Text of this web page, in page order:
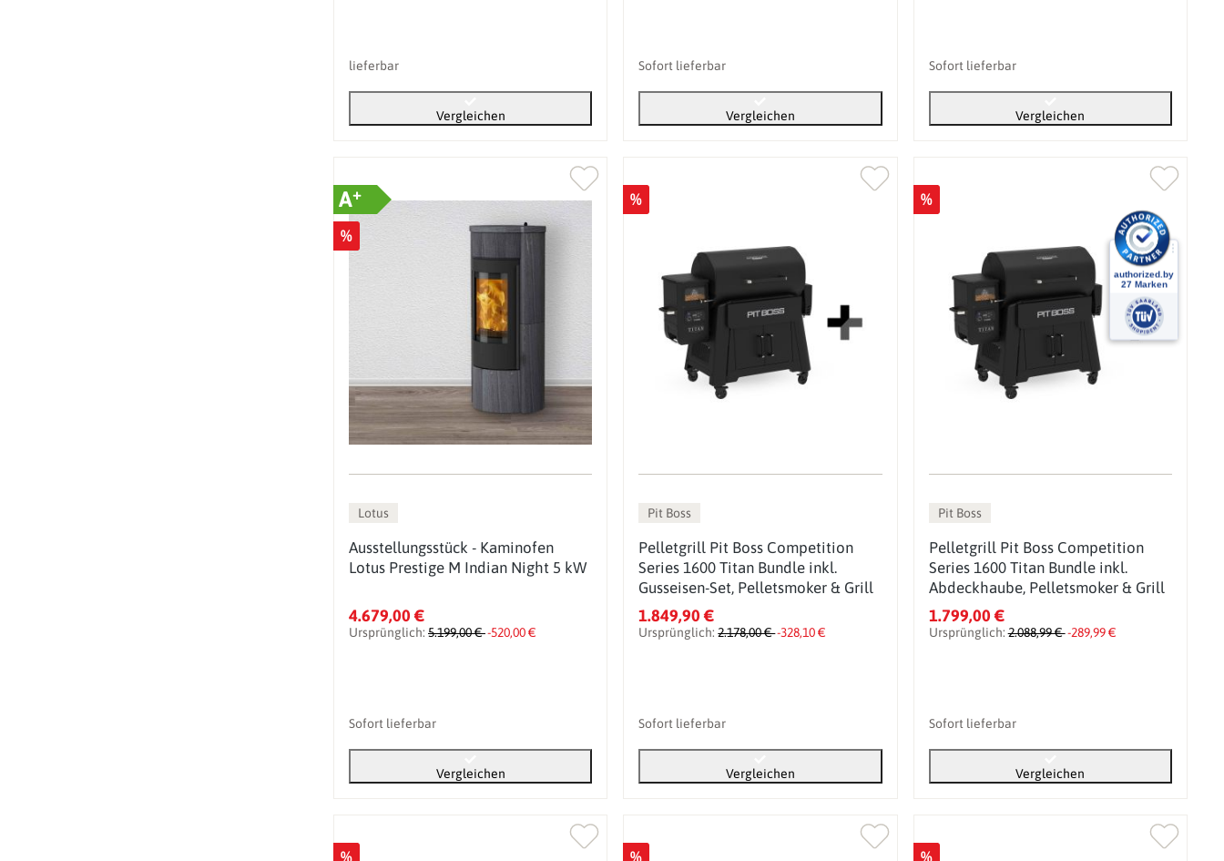
lieferbar
Vergleichen
Sofort lieferbar
Vergleichen
Sofort lieferbar
Vergleichen
A+
%
Lotus
Ausstellungsstück - Kaminofen
Lotus Prestige M Indian Night 5 kW
4.679,00 €
Ursprünglich: 5.199,00 €-520,00 €
Sofort lieferbar
Vergleichen
%
Pit Boss
Pelletgrill Pit Boss Competition
Series 1600 Titan Bundle inkl.
Gusseisen-Set, Pelletsmoker & Grill
1.849,90 €
Ursprünglich:2.178,00 €-328,10 €
Sofort lieferbar
Vergleichen
%
Pit Boss
Pelletgrill Pit Boss Competition
Series 1600 Titan Bundle inkl.
Abdeckhaube, Pelletsmoker & Grill
1.799,00 €
Ursprünglich:2.088,99 €-289,99 €
Sofort lieferbar
Vergleichen
% % %